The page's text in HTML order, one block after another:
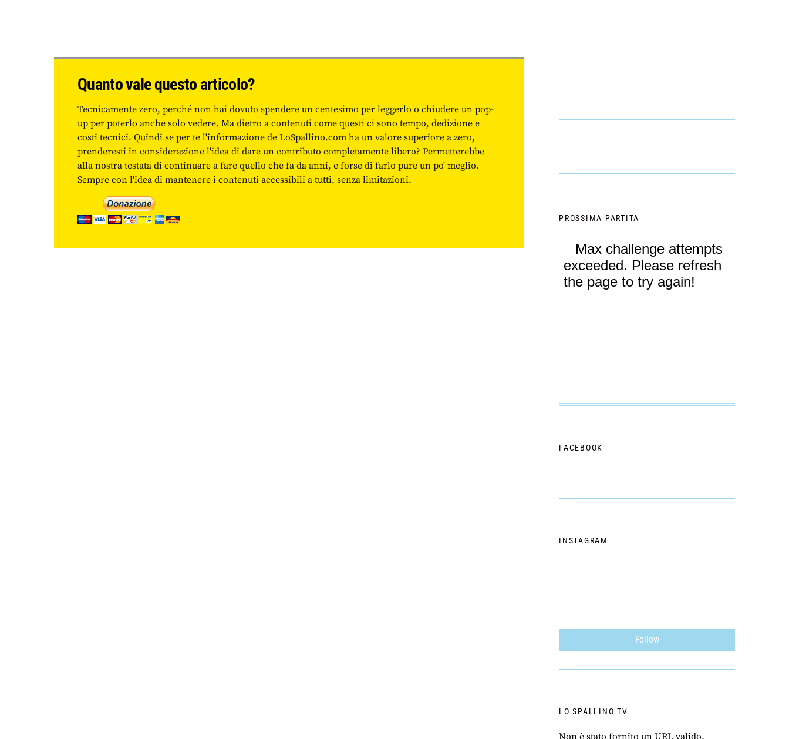
Quanto vale questo articolo?
Tecnicamente zero, perché non hai dovuto spendere un centesimo per leggerlo o chiudere un pop-
up per poterlo anche solo vedere. Ma dietro a contenuti come questi ci sono tempo, dedizione e
costi tecnici. Quindi se per te l'informazione de LoSpallino.com ha un valore superiore a zero,
prenderesti in considerazione l'idea di dare un contributo completamente libero? Permetterebbe
alla nostra testata di continuare a fare quello che fa da anni, e forse di farlo pure un po' meglio.
Sempre con l'idea di mantenere i contenuti accessibili a tutti, senza limitazioni.
PROSSIMA PARTITA
FACEBOOK
INSTAGRAM
Follow
LO SPALLINO TV